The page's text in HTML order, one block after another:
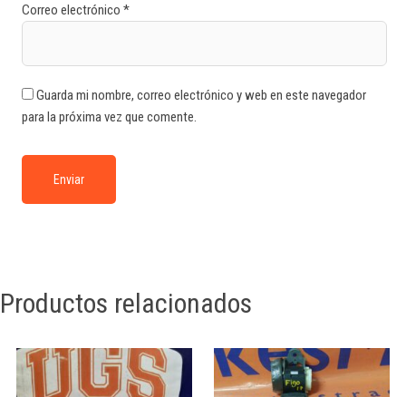
Correo electrónico *
Guarda mi nombre, correo electrónico y web en este navegador
para la próxima vez que comente.
Productos relacionados